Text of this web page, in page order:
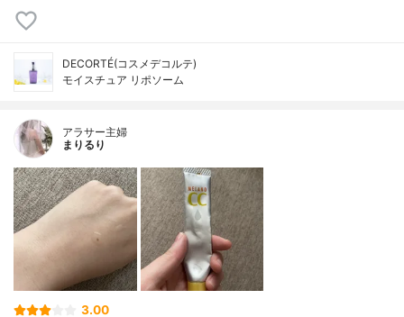
DECORTÉ(コスメデコルテ)
モイスチュア リポソーム
アラサー主婦
まりるり
3.00